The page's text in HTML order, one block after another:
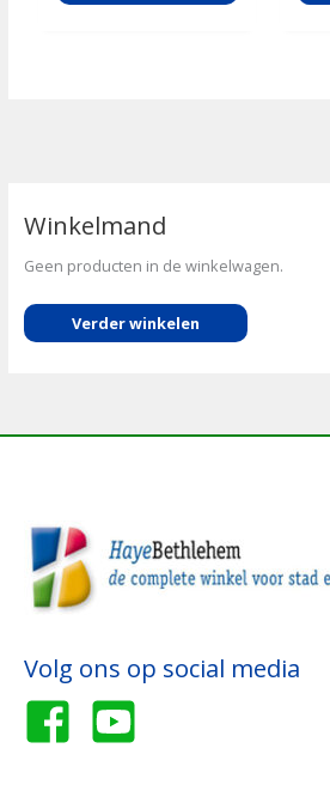
Winkelmand
Geen producten in de winkelwagen.
Verder winkelen
Volg ons op social media